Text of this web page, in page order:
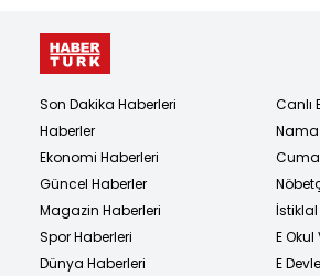
Son Dakika Haberleri
Haberler
Ekonomi Haberleri
Güncel Haberler
Magazin Haberleri
Spor Haberleri
Dünya Haberleri
Canlı
Cuma
İstiklal
E Okul
E